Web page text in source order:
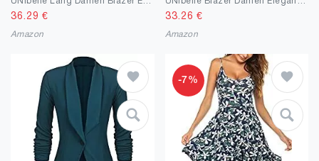
36.29 €
Amazon
33.26 €
Amazon
-7%